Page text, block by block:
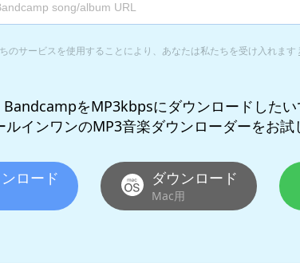
のサービスを使用することにより、あなたは私たちを受け入れます
BandcampをMP3kbpsにダウンロードしたい
ルインワンのMP3音楽ダウンローダーをお試
ロード ダウンロード
Mac用